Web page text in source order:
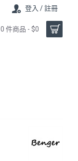
登入 / 註冊
0 件商品 - $0